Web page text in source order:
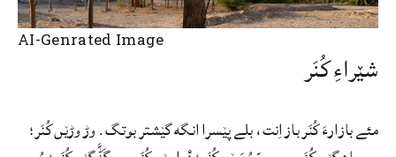
AI-Genrated Image
شێراءِ کُنَر
مئے بازارءَ کُنَر باز اِنت، بلے پێسرا انگه گێشتر بوتگ. وڑ وڑێں کُنَر؛